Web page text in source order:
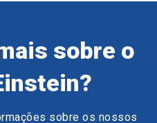
sobre o
sobre os nossos